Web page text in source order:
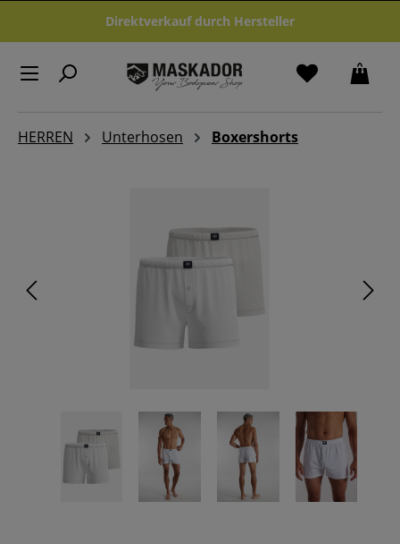
Zum Hauptinhalt springenDirektverkauf durch Hersteller
HERREN Unterhosen Boxershorts